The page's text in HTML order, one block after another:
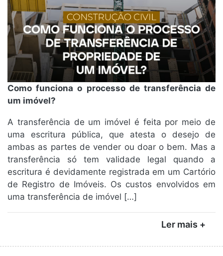
Como funciona o processo de transferência de
um imóvel?
A transferência de um imóvel é feita por meio de
uma escritura pública, que atesta o desejo de
ambas as partes de vender ou doar o bem. Mas a
transferência só tem validade legal quando a
escritura é devidamente registrada em um Cartório
de Registro de Imóveis. Os custos envolvidos em
uma transferência de imóvel […]
Ler mais +